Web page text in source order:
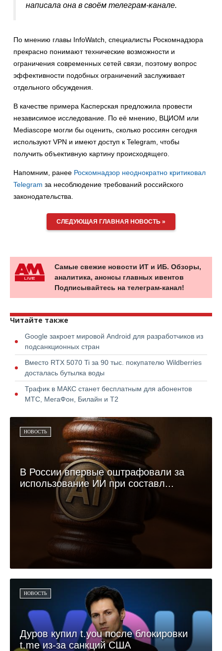
написала она в своём телеграм-канале.
По мнению главы InfoWatch, специалисты Роскомнадзора
прекрасно понимают технические возможности и
ограничения современных сетей связи, поэтому вопрос
эффективности подобных ограничений заслуживает
отдельного обсуждения.
В качестве примера Касперская предложила провести
независимое исследование. По её мнению, ВЦИОМ или
Mediascope могли бы оценить, сколько россиян сегодня
используют VPN и имеют доступ к Telegram, чтобы
получить объективную картину происходящего.
Напомним, ранее Роскомнадзор неоднократно критиковал
Telegram за несоблюдение требований российского
законодательства.
СЛЕДУЮЩАЯ ГЛАВНАЯ НОВОСТЬ »
Самые свежие новости ИТ и ИБ. Обзоры,
аналитика, анонсы главных ивентов
Подписывайтесь на телеграм-канал!
Читайте также
Google закроет мировой Android для разработчиков из
подсанкционных стран
Вместо RTX 5070 Ti за 90 тыс. покупателю Wildberries
досталась бутылка воды
Трафик в МАКС станет бесплатным для абонентов
МТС, МегаФон, Билайн и Т2
НОВОСТЬ
В России впервые оштрафовали за
использование ИИ при составл...
НОВОСТЬ
Дуров купил t.you после блокировки
t.me из-за санкций США